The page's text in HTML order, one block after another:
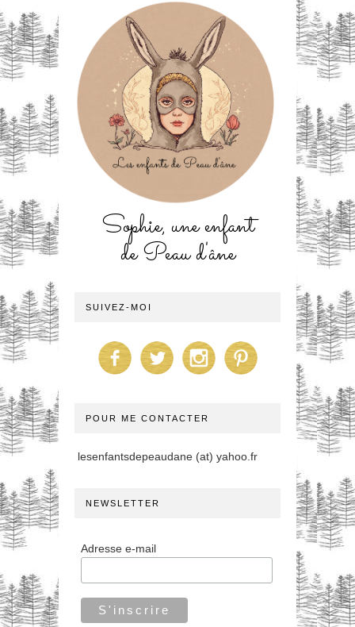
Sophie, une enfant
de Peau d'âne
SUIVEZ-MOI
POUR ME CONTACTER
lesenfantsdepeaudane (at) yahoo.fr
NEWSLETTER
Adresse e-mail